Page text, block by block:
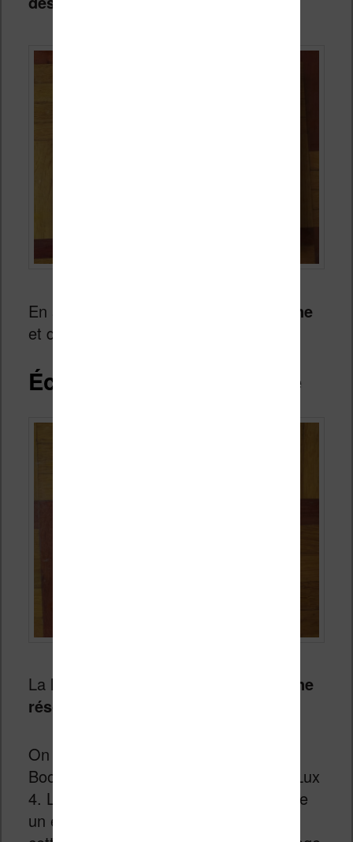
En somme,
la prise en main est bonne
et dans la lignée des autres liseuses.
Écran, tactile et éclairage
La liseuse possède un écran E Ink d’
une
résolution de 1024 × 758 pixels
On a donc le même écran que dans la
Bookeen Diva ou dans la Vivlio Touch Lux
4. La Kindle la moins chère a par contre
un écran avec un peu moins de pixels,